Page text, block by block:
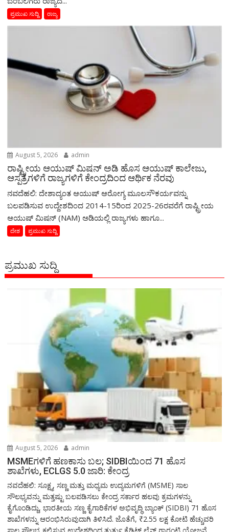
ಪ್ರಮುಖ ಸುದ್ದಿ ರಾಜ್ಯ
August 5, 2026 admin
ರಾಷ್ಟ್ರೀಯ ಆಯುಷ್ ಮಿಷನ್ ಅಡಿ ಹೊಸ ಆಯುಷ್ ಕಾಲೇಜು,
ಆಸ್ಪತ್ರೆಗಳಿಗೆ ರಾಜ್ಯಗಳಿಗೆ ಕೇಂದ್ರದಿಂದ ಆರ್ಥಿಕ ನೆರವು
ನವದೆಹಲಿ: ದೇಶಾದ್ಯಂತ ಆಯುಷ್ ಆರೋಗ್ಯ ಮೂಲಸೌಕರ್ಯವನ್ನು
ಬಲಪಡಿಸುವ ಉದ್ದೇಶದಿಂದ 2014-15ರಿಂದ 2025-26ರವರೆಗೆ ರಾಷ್ಟ್ರೀಯ
ಆಯುಷ್ ಮಿಷನ್ (NAM) ಅಡಿಯಲ್ಲಿ ರಾಜ್ಯಗಳು ಹಾಗೂ...
ದೇಶ ಪ್ರಮುಖ ಸುದ್ದಿ
ಪ್ರಮುಖ ಸುದ್ದಿ
August 5, 2026 admin
MSMEಗಳಿಗೆ ಹಣಕಾಸು ಬಲ; SIDBIಯಿಂದ 71 ಹೊಸ
ಶಾಖೆಗಳು, ECLGS 5.0 ಜಾರಿ: ಕೇಂದ್ರ
ನವದೆಹಲಿ: ಸೂಕ್ಷ್ಮ, ಸಣ್ಣ ಮತ್ತು ಮಧ್ಯಮ ಉದ್ಯಮಗಳಿಗೆ (MSME) ಸಾಲ
ಸೌಲಭ್ಯವನ್ನು ಮತ್ತಷ್ಟು ಬಲಪಡಿಸಲು ಕೇಂದ್ರ ಸರ್ಕಾರ ಹಲವು ಕ್ರಮಗಳನ್ನು
ಕೈಗೊಂಡಿದ್ದು, ಭಾರತೀಯ ಸಣ್ಣ ಕೈಗಾರಿಕೆಗಳ ಅಭಿವೃದ್ಧಿ ಬ್ಯಾಂಕ್ (SIDBI) 71 ಹೊಸ
ಶಾಖೆಗಳನ್ನು ಆರಂಭಿಸಿರುವುದಾಗಿ ತಿಳಿಸಿದೆ. ಜೊತೆಗೆ, ₹2.55 ಲಕ್ಷ ಕೋಟಿ ಹೆಚ್ಚುವರಿ